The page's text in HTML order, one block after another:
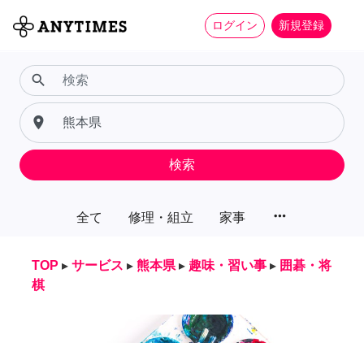
ログイン 新規登録
全て 修理・組立 家事 more_horiz
search
place
検索
TOP ▸ サービス ▸ 熊本県 ▸ 趣味・習い事 ▸ 囲碁・将
棋